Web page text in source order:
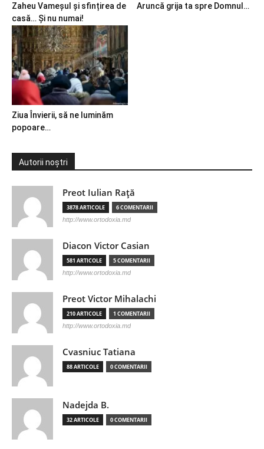
Zaheu Vameșul și sfințirea de
casă… Și nu numai!
Aruncă grija ta spre Domnul…
Ziua Învierii, să ne luminăm
popoare…
Autorii noștri
Preot Iulian Raţă
3878 ARTICOLE 6 COMENTARII
http://www.ortodoxia.md
Diacon Victor Casian
581 ARTICOLE 5 COMENTARII
http://www.ortodoxia.md
Preot Victor Mihalachi
210 ARTICOLE 1 COMENTARII
http://www.ortodoxia.md
Cvasniuc Tatiana
88 ARTICOLE 0 COMENTARII
Nadejda B.
32 ARTICOLE 0 COMENTARII